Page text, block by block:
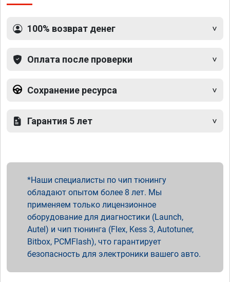
100% возврат денег
Оплата после проверки
Сохранение ресурса
Гарантия 5 лет
Наши специалисты по чип тюнингу
обладают опытом более 8 лет. Мы
применяем только лицензионное
оборудование для диагностики (Launch,
Autel) и чип тюнинга (Flex, Kess 3, Autotuner,
Bitbox, PCMFlash), что гарантирует
безопасность для электроники вашего авто.